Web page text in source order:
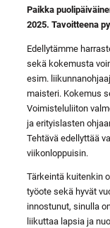
Paikka
2025. Tavoitteena
Edellytämme
sekä kokemusta
esim.
maisteri. Kokemus
Voimisteluliiton
ja erityislasten
Tehtävä edellyttää
viikonloppuisin.
Tärkeintä kuitenkin
työote sekä hyvät
innostunut, sinulla
liikuttaa lapsia ja